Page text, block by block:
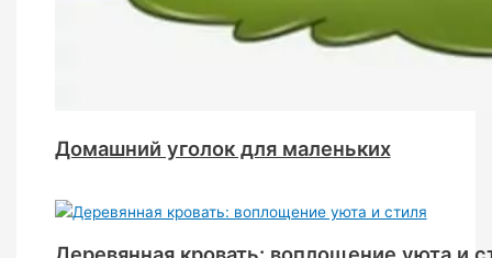
Домашний уголок для маленьких